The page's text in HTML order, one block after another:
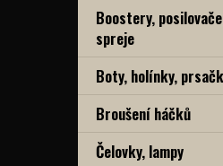
Boostery,
spreje
Boty, holínky,
Broušení háčků
Čelovky, lampy